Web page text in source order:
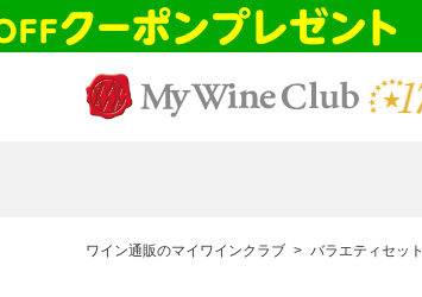
ワイン通販のマイワインクラブ > バラエティセット